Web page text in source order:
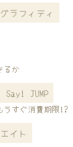
ラフィティ
るか
JUMP
うすぐ消費期限!?
イト